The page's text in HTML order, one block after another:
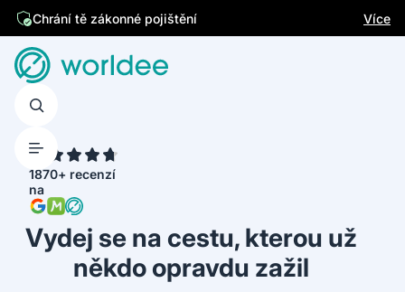
Chrání tě zákonné pojištění
Více
1870+ recenzí
na
Vydej se na cestu, kterou už
někdo opravdu zažil